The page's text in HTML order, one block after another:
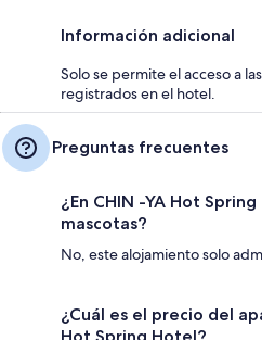
Información adicional
Solo se permite el acceso a
registrados en el hotel.
Preguntas frecuentes
¿En CHIN -YA Hot
mascotas?
No, este alojamiento solo
¿Cuál es el precio del